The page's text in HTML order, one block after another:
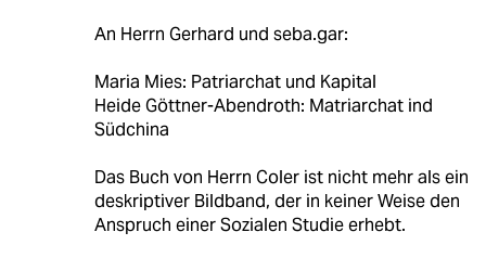
An Herrn Gerhard und seba.gar:
Maria Mies: Patriarchat und Kapital
Heide Göttner-Abendroth: Matriarchat ind
Südchina
Das Buch von Herrn Coler ist nicht mehr als ein
deskriptiver Bildband, der in keiner Weise den
Anspruch einer Sozialen Studie erhebt.